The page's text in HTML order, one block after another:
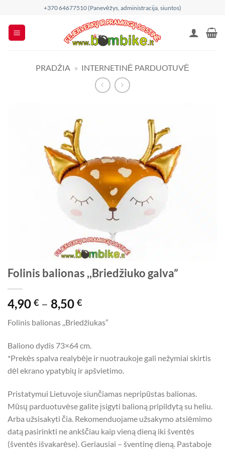
content
+370 64677510 (Panevėžys, administracija, siuntos)
PRADŽIA » INTERNETINĖ PARDUOTUVĖ
Folinis balionas ,,Briedžiuko galva”
4,90 € – 8,50 €Price
4,90 €
8,50 €
Folinis balionas ,,Briedžiukas”
Baliono dydis 73×64 cm.
*Prekės spalva realybėje ir nuotraukoje gali nežymiai skirtis
dėl ekrano ypatybių ir apšvietimo.
Pristatymui Lietuvoje siunčiamas nepripūstas balionas.
Mūsų parduotuvėse galite įsigyti balioną pripildytą su heliu.
Arba užsisakyti čia. Rekomenduojame užsakymo atsiėmimo
datą pasirinkti ne ankščiau kaip vieną dieną iki šventės
(šventės išvakarėse). Geriausiai – šventinę dieną. Pastaboje